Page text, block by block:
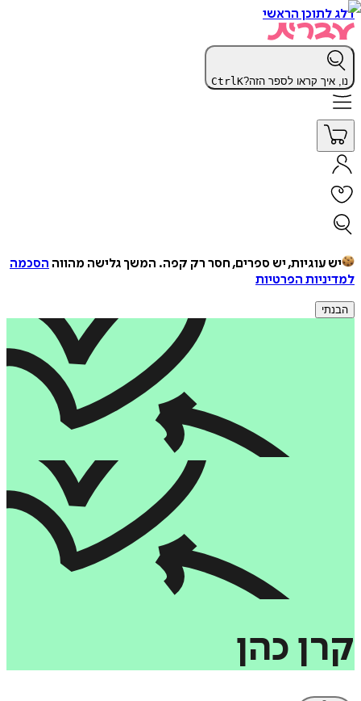
דלג לתוכן הראשי
נו, איך קראו לספר הזה? CtrlK
יש עוגיות, יש ספרים, חסר רק קפה. המשך גלישה מהווה הסכמה
למדיניות הפרטיות
הבנתי
קרן כהן